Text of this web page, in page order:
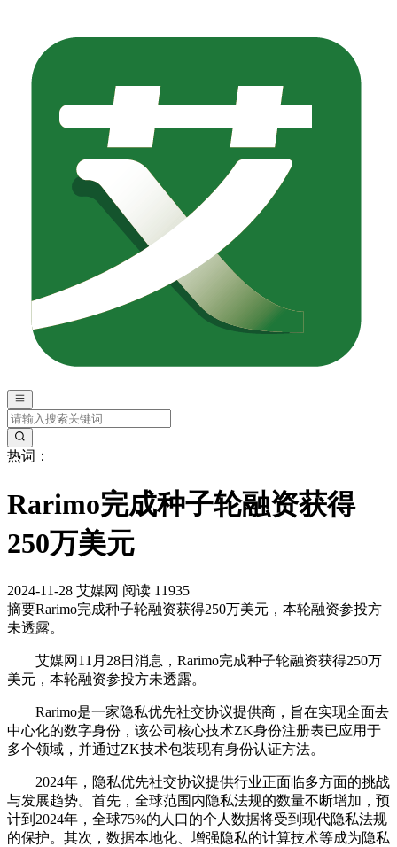
热词：
Rarimo完成种子轮融资获得
250万美元
2024-11-28 艾媒网 阅读 11935
摘要Rarimo完成种子轮融资获得250万美元，本轮融资参投方
未透露。
艾媒网11月28日消息，Rarimo完成种子轮融资获得250万
美元，本轮融资参投方未透露。
Rarimo是一家隐私优先社交协议提供商，旨在实现全面去
中心化的数字身份，该公司核心技术ZK身份注册表已应用于
多个领域，并通过ZK技术包装现有身份认证方法。
2024年，隐私优先社交协议提供行业正面临多方面的挑战
与发展趋势。首先，全球范围内隐私法规的数量不断增加，预
计到2024年，全球75%的人口的个人数据将受到现代隐私法规
的保护。其次，数据本地化、增强隐私的计算技术等成为隐私